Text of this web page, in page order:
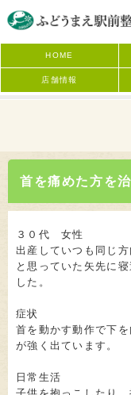
HOME
店舗情報
首を痛めた方を
３０代 女性
出産していつも同じ
と思っていた矢先に
した。
症状
首を動かす動作で下
が強く出ています。
日常生活